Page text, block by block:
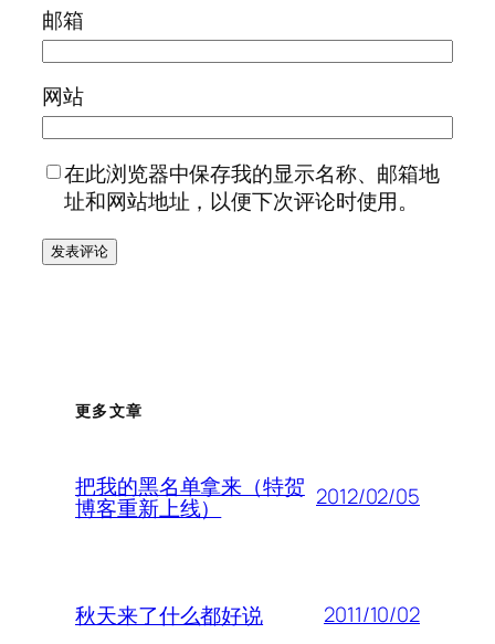
邮箱
网站
在此浏览器中保存我的显示名称、邮箱地
址和网站地址，以便下次评论时使用。
更多文章
把我的黑名单拿来（特贺
博客重新上线） 2012/02/05
秋天来了什么都好说 2011/10/02